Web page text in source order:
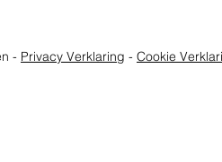
- Privacy Verklaring - Cookie